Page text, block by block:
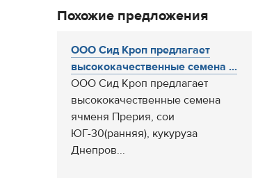
Похожие предложения
ООО Сид Кроп предлагает
высококачественные семена ...
ООО Сид Кроп предлагает
высококачественные семена
ячменя Прерия, сои
ЮГ-30(ранняя), кукуруза
Днепров...